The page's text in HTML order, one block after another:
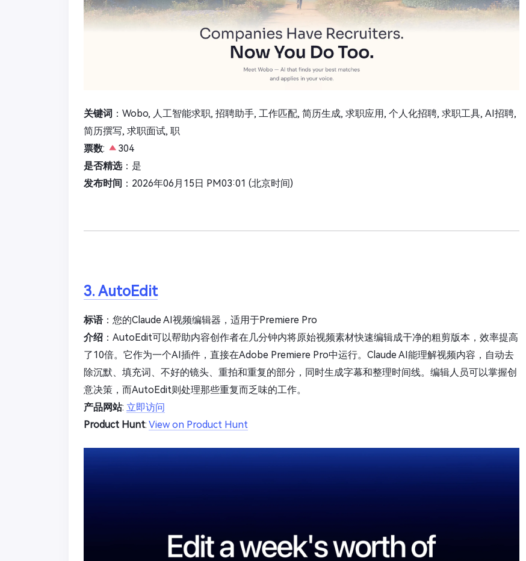
关键词 ：Wobo, 人工智能求职, 招聘助手, 工作匹配, 简历生成, 求职应用, 个人化招聘, 求职工具, AI招聘,
简历撰写, 求职面试, 职
票数:
304
是否精选：是
发布时间 ：2026年06月15日 PM03:01 (北京时间)
3. AutoEdit
标语：您的Claude AI视频编辑器，适用于Premiere Pro
介绍 ：AutoEdit可以帮助内容创作者在几分钟内将原始视频素材快速编辑成干净的粗剪版本，效率提高
了10倍。它作为一个AI插件，直接在Adobe Premiere Pro中运行。Claude AI能理解视频内容，自动去
除沉默、填充词、不好的镜头、重拍和重复的部分，同时生成字幕和整理时间线。编辑人员可以掌握创
意决策，而AutoEdit则处理那些重复而乏味的工作。
产品网站: 立即访问
Product Hunt: View on Product Hunt